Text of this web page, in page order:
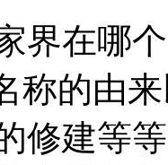
界在哪
称的由
修建等